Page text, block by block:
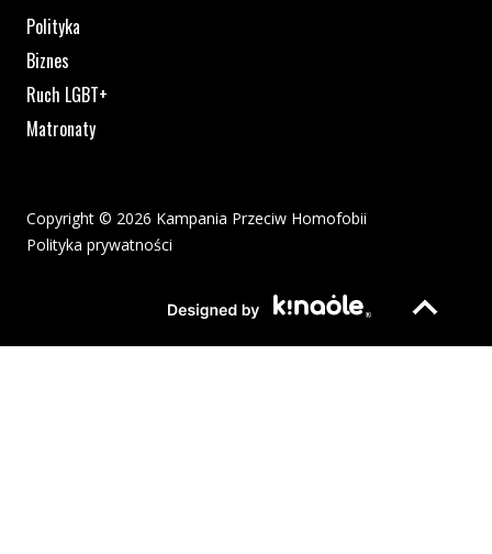
Polityka
Biznes
Ruch LGBT+
Matronaty
Copyright © 2026 Kampania Przeciw Homofobii
Polityka prywatności
Strona otwiera